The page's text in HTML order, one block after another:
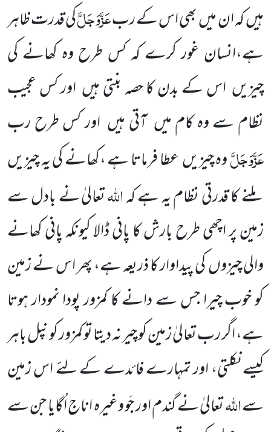
ہیںکہ ان میںبھی اس کے ربعَزَّوَجَلَّکی قدرتظاہر
ہے،انسان غور کرے کہ کس طرح وہ کھانے کی
چیزیں اس کے بدن کا حصہ بنتی ہیں اور کس عجیب
نظام سے وہ کام میں آتی ہیں اور کس طرحرب
عَزَّوَجَلَّوہ چیزیںعطا فرماتا ہے ،کھانے کی یہ چیزیں
ملنے کاقدرتی نظام یہ ہے کہاللّٰہتعالیٰ نے بادل سے
زمین پر اچھی طرح بارش کا پانی ڈالا کیونکہ پانی کھانے
والی چیزوںکی پیداوار کا ذریعہ ہے، پھر اس نے زمین
کو خوب چیرا جس سے دانے کا کمزور پودا نمودار ہوتا
ہے، اگر رب تعالیٰ زمین کو چیر نہ دیتا تو کمزور کو نپل باہر
کیسے نکلتی، اور تمہارے فائدےکے لئے اس زمین
سےاللّٰہتعالیٰ نے گندم اور جَو وغیرہ اناج اُگایا جن سے